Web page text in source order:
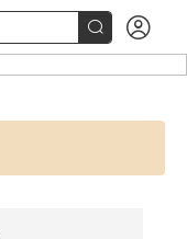
 